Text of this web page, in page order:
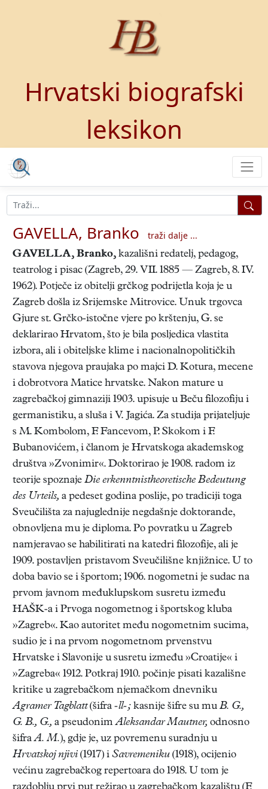
Hrvatski biografski
leksikon
GAVELLA, Branko
traži dalje ...
GAVELLA, Branko, kazališni redatelj, pedagog,
teatrolog i pisac (Zagreb, 29. VII. 1885 — Zagreb, 8. IV.
1962). Potječe iz obitelji grčkog podrijetla koja je u
Zagreb došla iz Srijemske Mitrovice. Unuk trgovca
Gjure st. Grčko-istočne vjere po krštenju, G. se
deklarirao Hrvatom, što je bila posljedica vlastita
izbora, ali i obiteljske klime i nacionalnopolitičkih
stavova njegova praujaka po majci D. Kotura, mecene
i dobrotvora Matice hrvatske. Nakon mature u
zagrebačkoj gimnaziji 1903. upisuje u Beču filozofiju i
germanistiku, a sluša i V. Jagića. Za studija prijateljuje
s M. Kombolom, F. Fancevom, P. Skokom i F.
Bubanovićem, i članom je Hrvatskoga akademskog
društva »Zvonimir«. Doktorirao je 1908. radom iz
teorije spoznaje Die erkenntnistheoretische Bedeutung
des Urteils, a pedeset godina poslije, po tradiciji toga
Sveučilišta za najuglednije negdašnje doktorande,
obnovljena mu je diploma. Po povratku u Zagreb
namjeravao se habilitirati na katedri filozofije, ali je
1909. postavljen pristavom Sveučilišne knjižnice. U to
doba bavio se i športom; 1906. nogometni je sudac na
prvom javnom međuklupskom susretu između
HAŠK-a i Prvoga nogometnog i športskog kluba
»Zagreb«. Kao autoritet među nogometnim sucima,
sudio je i na prvom nogometnom prvenstvu
Hrvatske i Slavonije u susretu između »Croatije« i
»Zagreba« 1912. Potkraj 1910. počinje pisati kazališne
kritike u zagrebačkom njemačkom dnevniku
Agramer Tagblatt(šifra -ll-; kasnije šifre su mu B. G.,
G. B., G., a pseudonimAleksandar Mautner, odnosno
šifraA. M.), gdje je, uz povremenu suradnju u
Hrvatskoj njivi (1917) i Savremeniku (1918), ocijenio
većinu zagrebačkog repertoara do 1918. U tom je